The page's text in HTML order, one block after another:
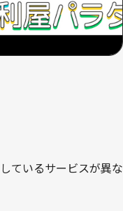
ているサービスが異な